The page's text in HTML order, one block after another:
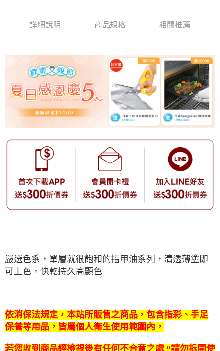
詳細說明 商品規格 相關推薦
嚴選色系，單層就很飽和的指甲油系列，清透薄塗即
可上色，快乾持久高顯色
依消保法規定，本站所販售之商品，包含指彩、手足
保養等用品，皆屬個人衛生使用範圍內，
若您收到商品經檢視後有任何不合意之處 “請勿拆開使